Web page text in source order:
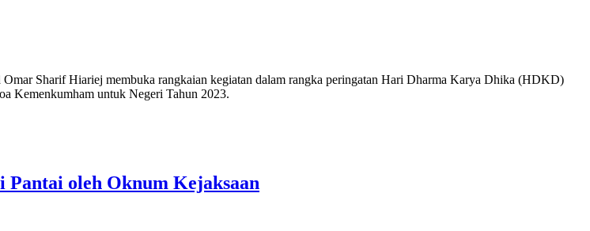
Sharif Hiariej membuka rangkaian kegiatan dalam rangka peringatan Hari Dharma Karya Dhika (HDKD)
Kemenkumham untuk Negeri Tahun 2023.
oleh Oknum Kejaksaan